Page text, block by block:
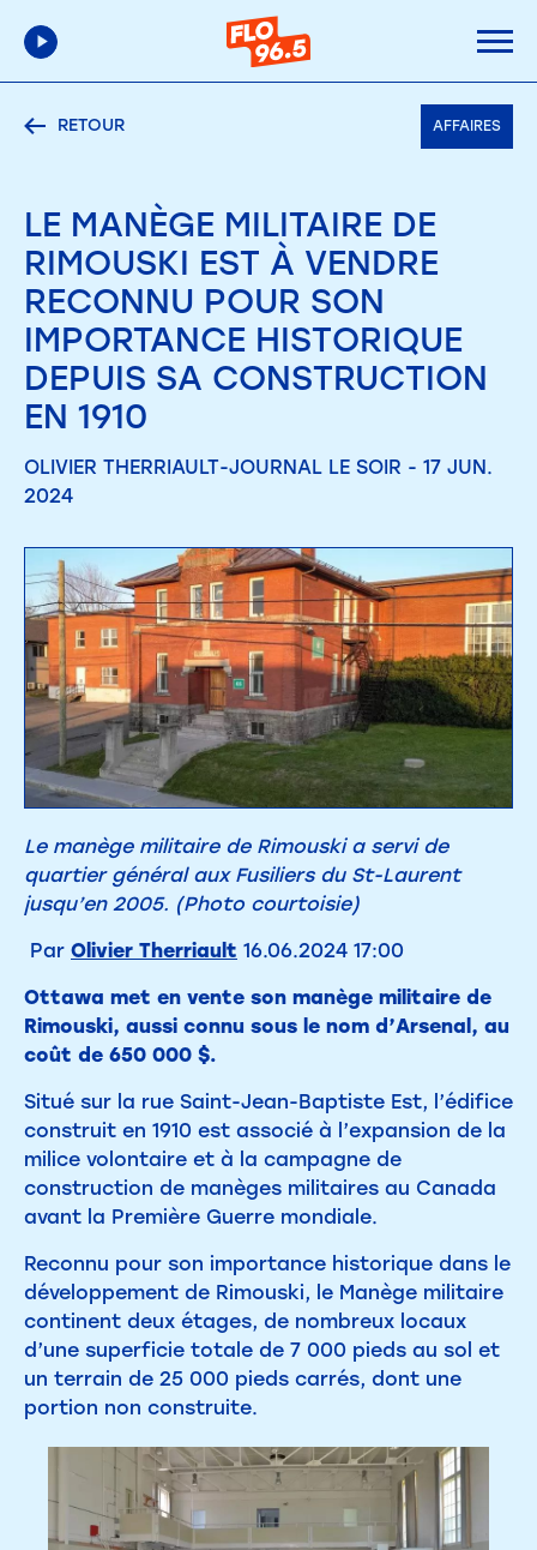
RETOUR AFFAIRES
LE MANÈGE MILITAIRE DE
RIMOUSKI EST À VENDRE
RECONNU POUR SON
IMPORTANCE HISTORIQUE
DEPUIS SA CONSTRUCTION
EN 1910
OLIVIER THERRIAULT-JOURNAL LE SOIR - 17 JUN.
2024
Le manège militaire de Rimouski a servi de
quartier général aux Fusiliers du St-Laurent
jusqu’en 2005. (Photo courtoisie)
Par Olivier Therriault 16.06.2024 17:00
Ottawa met en vente son manège militaire de
Rimouski, aussi connu sous le nom d’Arsenal, au
coût de 650 000 $.
Situé sur la rue Saint-Jean-Baptiste Est, l’édifice
construit en 1910 est associé à l’expansion de la
milice volontaire et à la campagne de
construction de manèges militaires au Canada
avant la Première Guerre mondiale.
Reconnu pour son importance historique dans le
développement de Rimouski, le Manège militaire
continent deux étages, de nombreux locaux
d’une superficie totale de 7 000 pieds au sol et
un terrain de 25 000 pieds carrés, dont une
portion non construite.